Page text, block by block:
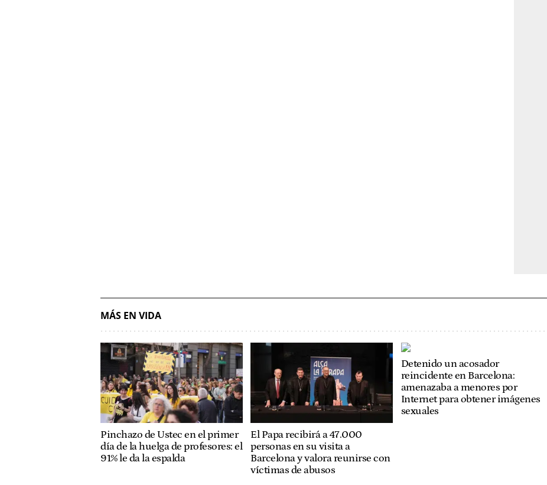
MÁS EN VIDA
Pinchazo de Ustec en el primer
día de la huelga de profesores: el
91% le da la espalda
El Papa recibirá a 47.000
personas en su visita a
Barcelona y valora reunirse con
víctimas de abusos
Detenido un acosador
reincidente en Barcelona:
amenazaba a menores por
Internet para obtener imágenes
sexuales